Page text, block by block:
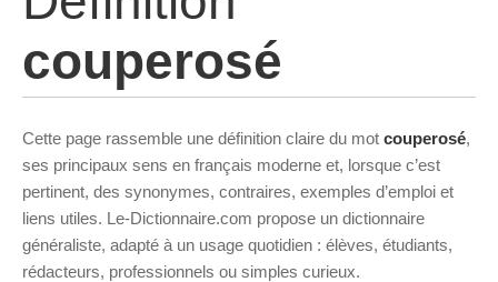
couperosé
Cette page rassemble une définition claire du mot couperosé,
ses principaux sens en français moderne et, lorsque c’est
pertinent, des synonymes, contraires, exemples d’emploi et
liens utiles. Le-Dictionnaire.com propose un dictionnaire
généraliste, adapté à un usage quotidien : élèves, étudiants,
rédacteurs, professionnels ou simples curieux.